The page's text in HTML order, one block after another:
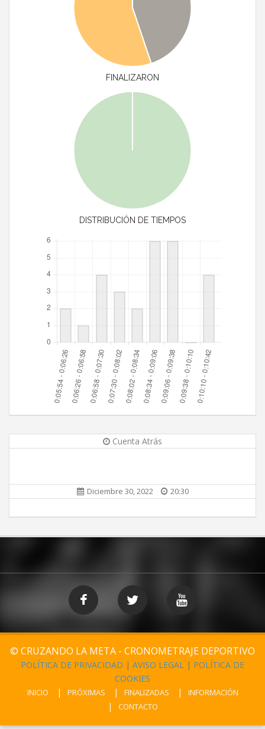
FINALIZARON
DISTRIBUCIÓN DE TIEMPOS
Cuenta Atrás
Diciembre 30, 2022 20:30
© CRUZANDO LA META - CRONOMETRAJE DEPORTIVO
POLÍTICA DE PRIVACIDAD | AVISO LEGAL | POLÍTICA DE
COOKIES
INICIO PRÓXIMAS FINALIZADAS
INFORMACIÓN
CONTACTO